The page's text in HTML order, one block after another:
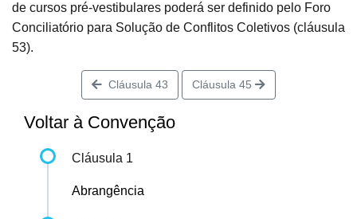
de cursos pré-vestibulares poderá ser definido pelo Foro
Conciliatório para Solução de Conflitos Coletivos (cláusula
53).
Cláusula 43 Cláusula 45
Voltar à Convenção
Cláusula 1
Abrangência